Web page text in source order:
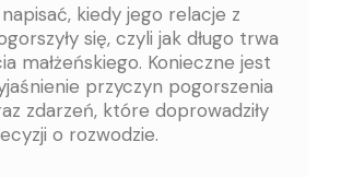
kiedy jego relacje z
się, czyli jak długo trwa
małżeńskiego. Konieczne jest
przyczyn pogorszenia
zdarzeń, które doprowadziły
o rozwodzie.